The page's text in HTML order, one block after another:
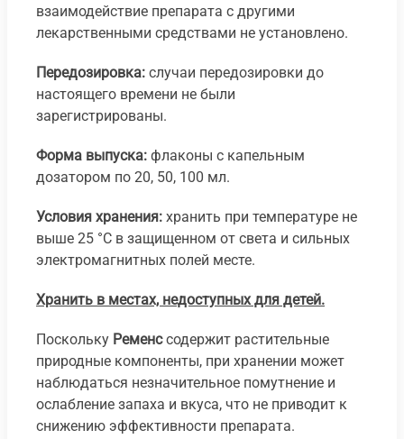
взаимодействие препарата с другими
лекарственными средствами не установлено.
Передозировка: случаи передозировки до
настоящего времени не были
зарегистрированы.
Форма выпуска: флаконы с капельным
дозатором по 20, 50, 100 мл.
Условия хранения: хранить при температуре не
выше 25 °С в защищенном от света и сильных
электромагнитных полей месте.
Хранить в местах, недоступных для детей.
Поскольку Ременссодержит растительные
природные компоненты, при хранении может
наблюдаться незначительное помутнение и
ослабление запаха и вкуса, что не приводит к
снижению эффективности препарата.